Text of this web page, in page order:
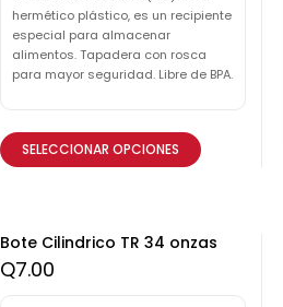
hermético plástico, es un recipiente
especial para almacenar
alimentos. Tapadera con rosca
para mayor seguridad. Libre de BPA.
SELECCIONAR OPCIONES
Bote Cilindrico TR 34 onzas
Q7.00